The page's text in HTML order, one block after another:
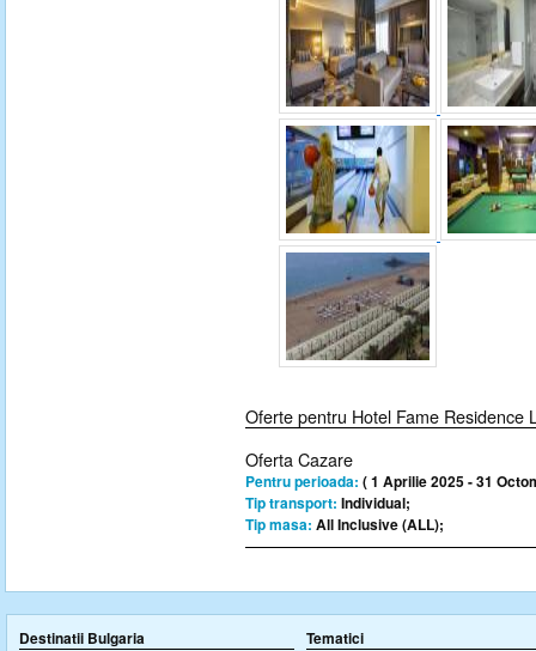
Oferte pentru Hotel Fame Residence
Oferta Cazare
Pentru perioada: ( 1 Aprilie 2025 - 31
Tip transport: Individual;
Tip masa: All Inclusive (ALL);
Destinatii Bulgaria Tematici